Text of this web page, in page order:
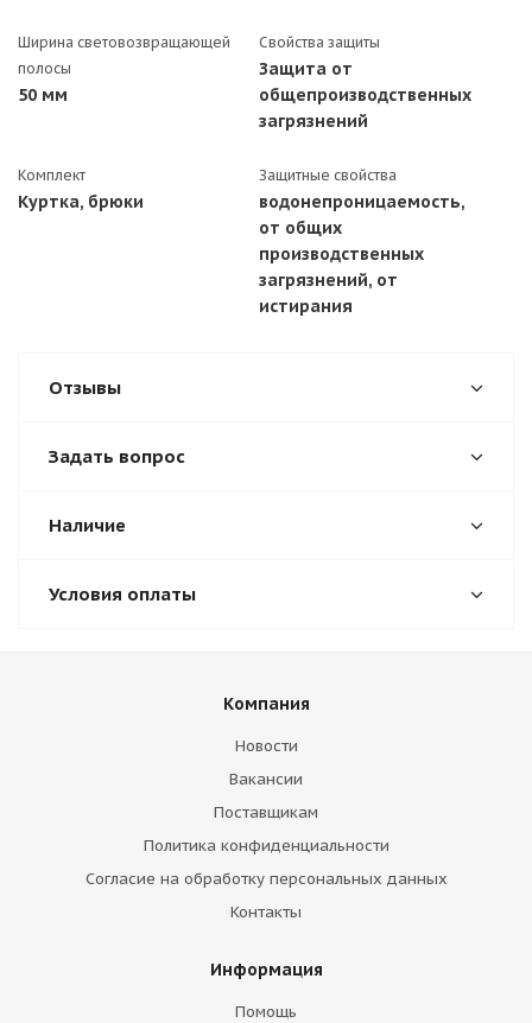
Ширина световозвращающей
полосы
50 мм
Свойства защиты
Защита от
общепроизводственных
загрязнений
Комплект
Куртка, брюки
Защитные свойства
водонепроницаемость,
от общих
производственных
загрязнений, от
истирания
Отзывы
Задать вопрос
Наличие
Условия оплаты
Компания
Новости
Вакансии
Поставщикам
Политика конфиденциальности
Согласие на обработку персональных данных
Контакты
Информация
Помощь